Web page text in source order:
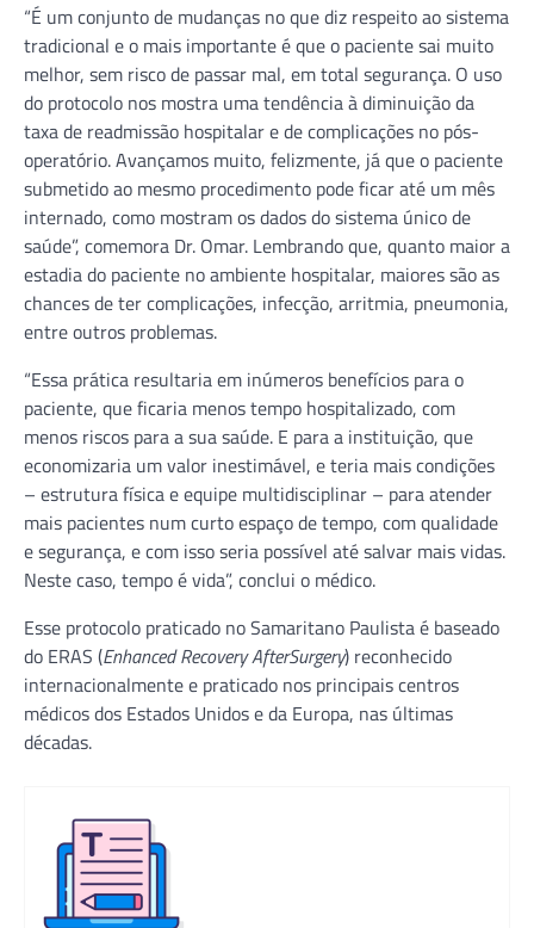
“É um conjunto de mudanças no que diz respeito ao sistema
tradicional e o mais importante é que o paciente sai muito
melhor, sem risco de passar mal, em total segurança. O uso
do protocolo nos mostra uma tendência à diminuição da
taxa de readmissão hospitalar e de complicações no pós-
operatório. Avançamos muito, felizmente, já que o paciente
submetido ao mesmo procedimento pode ficar até um mês
internado, como mostram os dados do sistema único de
saúde”, comemora Dr. Omar. Lembrando que, quanto maior a
estadia do paciente no ambiente hospitalar, maiores são as
chances de ter complicações, infecção, arritmia, pneumonia,
entre outros problemas.
“Essa prática resultaria em inúmeros benefícios para o
paciente, que ficaria menos tempo hospitalizado, com
menos riscos para a sua saúde. E para a instituição, que
economizaria um valor inestimável, e teria mais condições
– estrutura física e equipe multidisciplinar – para atender
mais pacientes num curto espaço de tempo, com qualidade
e segurança, e com isso seria possível até salvar mais vidas.
Neste caso, tempo é vida”, conclui o médico.
Esse protocolo praticado no Samaritano Paulista é baseado
do ERAS (Enhanced Recovery AfterSurgery) reconhecido
internacionalmente e praticado nos principais centros
médicos dos Estados Unidos e da Europa, nas últimas
décadas.